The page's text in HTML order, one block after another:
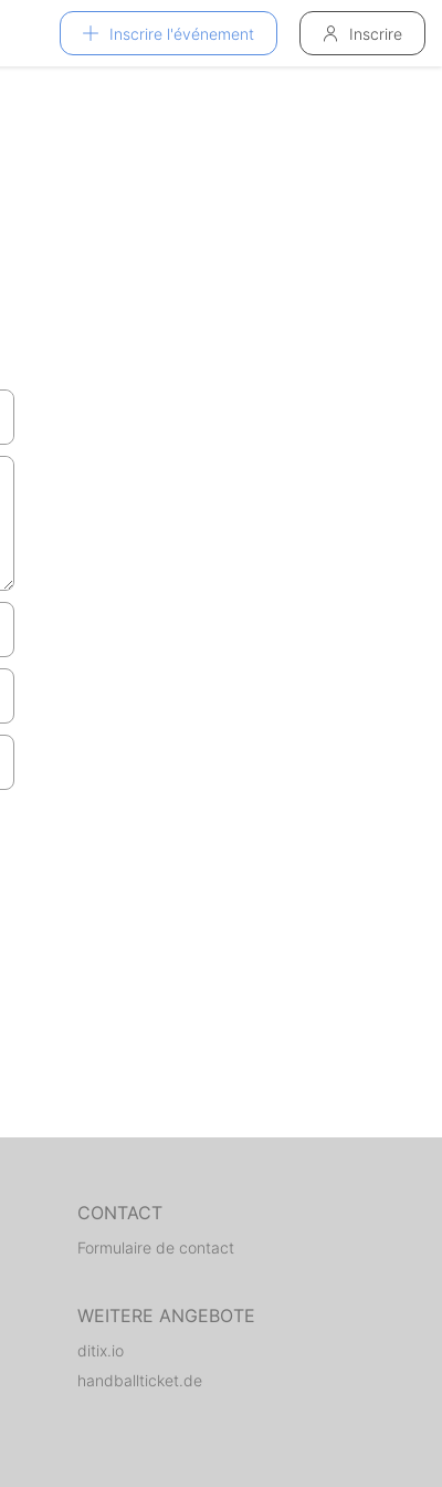
Inscrire l'événement Inscrire
CONTACT
Formulaire de contact
WEITERE ANGEBOTE
ditix.io
handballticket.de